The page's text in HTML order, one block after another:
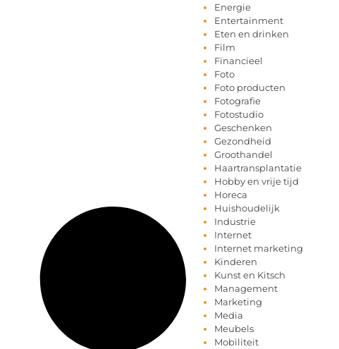
Energie
Entertainment
Eten en drinken
Film
Financieel
Foto
Foto producten
Fotografie
Fotostudio
Geschenken
Gezondheid
Groothandel
Haartransplantatie
Hobby en vrije tijd
Horeca
Huishoudelijk
Industrie
Internet
Internet marketing
Kinderen
Kunst en Kitsch
Management
Marketing
Media
Meubels
Mobiliteit